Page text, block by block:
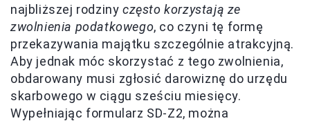
najbliższej rodzinyczęsto korzystają ze
zwolnienia podatkowego, co czyni tę formę
przekazywania majątku szczególnie atrakcyjną.
Aby jednak móc skorzystać z tego zwolnienia,
obdarowany musi zgłosić darowiznę do urzędu
skarbowego w ciągu sześciu miesięcy.
Wypełniając formularz SD-Z2, można